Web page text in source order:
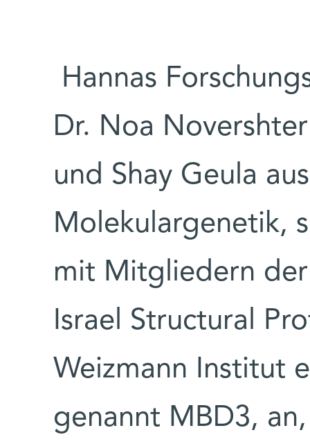
Hannas
Dr. Noa
und Shay Geula
Molekulargenetik,
mit Mitgliedern
Israel Structural
Weizmann Institut
genannt MBD3,